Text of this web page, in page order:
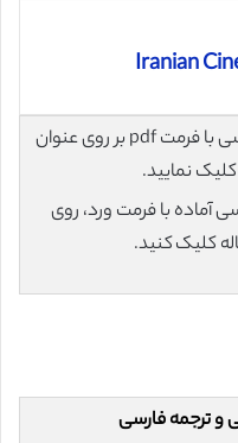
Iranian
برای دانلود رایگان مقاله انگلیسی با فرمت pdf بر روی عنوان
نمایید.
آماده با فرمت ورد، روی
کلیک کنید.
و ترجمه فارسی